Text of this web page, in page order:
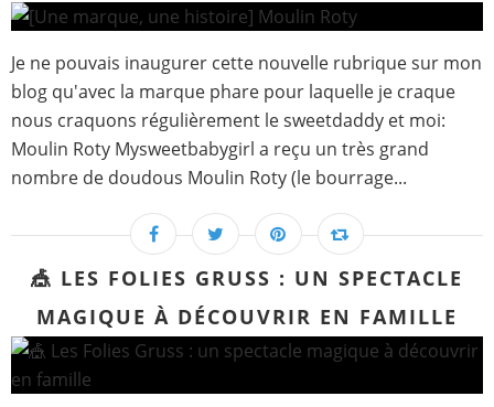
Je ne pouvais inaugurer cette nouvelle rubrique sur mon
blog qu'avec la marque phare pour laquelle je craque
nous craquons régulièrement le sweetdaddy et moi:
Moulin Roty Mysweetbabygirl a reçu un très grand
nombre de doudous Moulin Roty (le bourrage...
🎪 LES FOLIES GRUSS : UN SPECTACLE
MAGIQUE À DÉCOUVRIR EN FAMILLE